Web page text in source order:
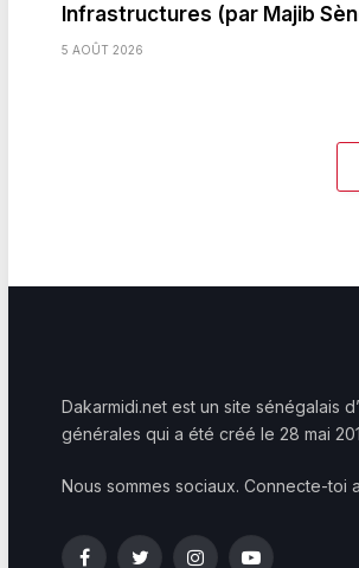
Infrastructures (par Majib
5 AOÛT 2026
Dakarmidi.net est un site sénégalais
générales qui a été créé le 28 mai
Nous sommes sociaux. Connecte-toi